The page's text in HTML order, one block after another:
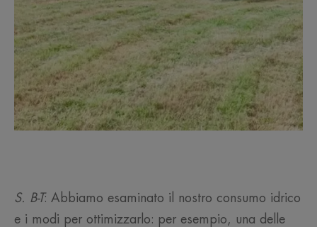
S. B-T: Abbiamo esaminato il nostro consumo idrico
e i modi per ottimizzarlo: per esempio, una delle